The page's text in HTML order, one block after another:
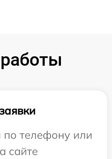
телефону или
сайте